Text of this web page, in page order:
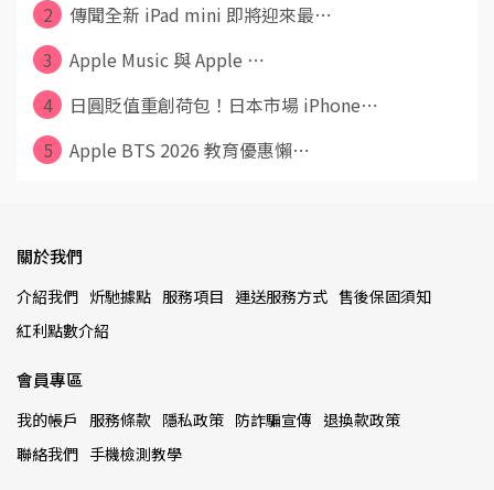
2
傳聞全新 iPad mini 即將迎來最⋯
3
Apple Music 與 Apple ⋯
4
日圓貶值重創荷包！日本市場 iPhone⋯
5
Apple BTS 2026 教育優惠懶⋯
關於我們
介紹我們 炘馳據點 服務項目 運送服務方式 售後保固須知
紅利點數介紹
會員專區
我的帳戶 服務條款 隱私政策 防詐騙宣傳 退換款政策
聯絡我們 手機檢測教學